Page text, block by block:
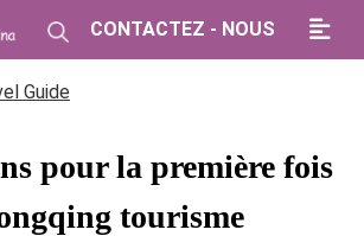
CONTACTEZ - NOUS
Guide
pour la première fois
tourisme